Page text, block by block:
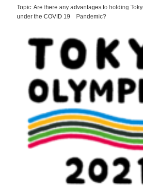
Topic: Are there any advantages to holding
under the COVID 19 Pandemic?